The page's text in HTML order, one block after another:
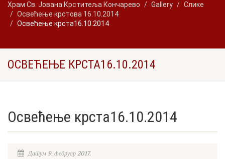
Храм Св. Јована Крститеља Кончарево Gallery
Слике
Освећење крстова 16.10.2014
Освећење крста16.10.2014
ОСВЕЋЕЊЕ КРСТА16.10.2014
Освећење крста16.10.2014
Датум 9. фебруар 2017.